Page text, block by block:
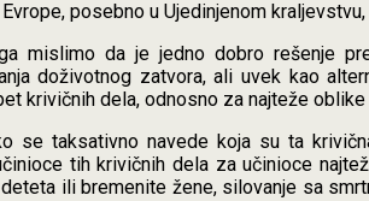
posebno u Ujedinjenom
mislimo da je jedno dobro rešenje
doživotnog zatvora, ali uvek kao
krivičnih dela, odnosno za najteže
se taksativno navede koja su ta
tih krivičnih dela za učinioce
ili bremenite žene, silovanje sa